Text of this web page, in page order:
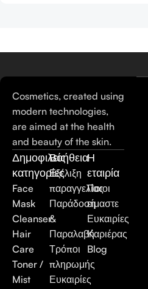
Cosmetics, created using
modern technologies,
are aimed at the health
and beauty of the skin.
Δημοφιλείς
κατηγορίες
Face
Mask
Cleanser
Hair
Care
Toner /
Mist
Βοήθεια
Εξέλιξη
παραγγελίας
Παράδοση
&
Παραλαβή
Τρόποι
πληρωμής
Ευκαιρίες
Η
εταιρία
Ποιοι
είμαστε
Ευκαιρίες
Καριέρας
Blog